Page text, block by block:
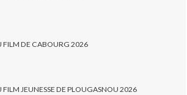
FILM DE CABOURG 2026
FILM JEUNESSE DE PLOUGASNOU 2026